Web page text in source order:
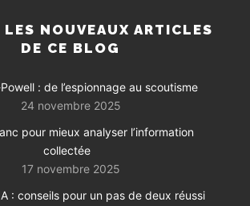
LES NOUVEAUX ARTICLES
DE CE BLOG
: de l’espionnage au scoutisme
24 novembre 2025
pour mieux analyser l’information
collectée
17 novembre 2025
: conseils pour un pas de deux réussi